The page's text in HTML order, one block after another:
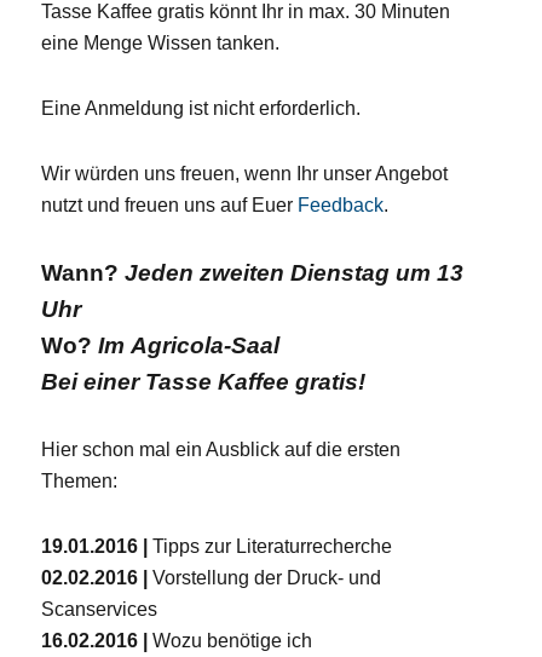
Tasse Kaffee gratis könnt Ihr in max. 30 Minuten
eine Menge Wissen tanken.
Eine Anmeldung ist nicht erforderlich.
Wir würden uns freuen, wenn Ihr unser Angebot
nutzt und freuen uns auf Euer Feedback.
Wann? Jeden zweiten Dienstag um 13
Uhr
Wo? Im Agricola-Saal
Bei einer Tasse Kaffee gratis!
Hier schon mal ein Ausblick auf die ersten
Themen:
19.01.2016 |
Tipps zur Literaturrecherche
02.02.2016 |
Vorstellung der Druck- und
Scanservices
16.02.2016 |
Wozu benötige ich